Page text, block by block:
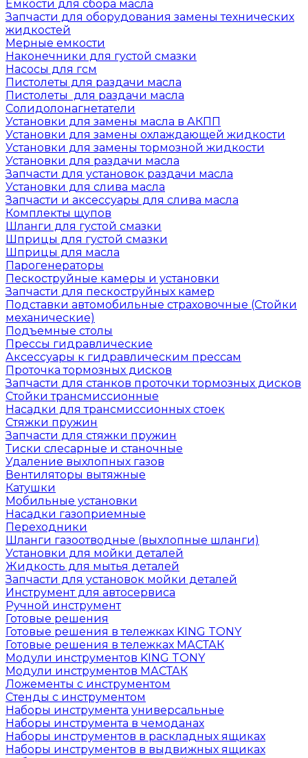
Емкости для сбора масла
Запчасти для оборудования замены технических
жидкостей
Мерные емкости
Наконечники для густой смазки
Насосы для гсм
Пистолеты для раздачи масла
Пистолеты для раздачи масла
Солидолонагнетатели
Установки для замены масла в АКПП
Установки для замены охлаждающей жидкости
Установки для замены тормозной жидкости
Установки для раздачи масла
Запчасти для установок раздачи масла
Установки для слива масла
Запчасти и аксессуары для слива масла
Комплекты щупов
Шланги для густой смазки
Шприцы для густой смазки
Шприцы для масла
Парогенераторы
Пескоструйные камеры и установки
Запчасти для пескоструйных камер
Подставки автомобильные страховочные (Стойки
механические)
Подъемные столы
Прессы гидравлические
Аксессуары к гидравлическим прессам
Проточка тормозных дисков
Запчасти для станков проточки тормозных дисков
Стойки трансмиссионные
Насадки для трансмиссионных стоек
Стяжки пружин
Запчасти для стяжки пружин
Тиски слесарные и станочные
Удаление выхлопных газов
Вентиляторы вытяжные
Катушки
Мобильные установки
Насадки газоприемные
Переходники
Шланги газоотводные (выхлопные шланги)
Установки для мойки деталей
Жидкость для мытья деталей
Запчасти для установок мойки деталей
Инструмент для автосервиса
Ручной инструмент
Готовые решения
Готовые решения в тележках KING TONY
Готовые решения в тележках МАСТАК
Модули инструментов KING TONY
Модули инструментов МАСТАК
Ложементы с инструментом
Стенды с инструментом
Наборы инструмента универсальные
Наборы инструмента в чемоданах
Наборы инструментов в раскладных ящиках
Наборы инструментов в выдвижных ящиках